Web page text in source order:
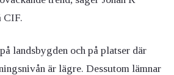
CIF.
landsbygden och på platser där
är lägre. Dessutom lämnar